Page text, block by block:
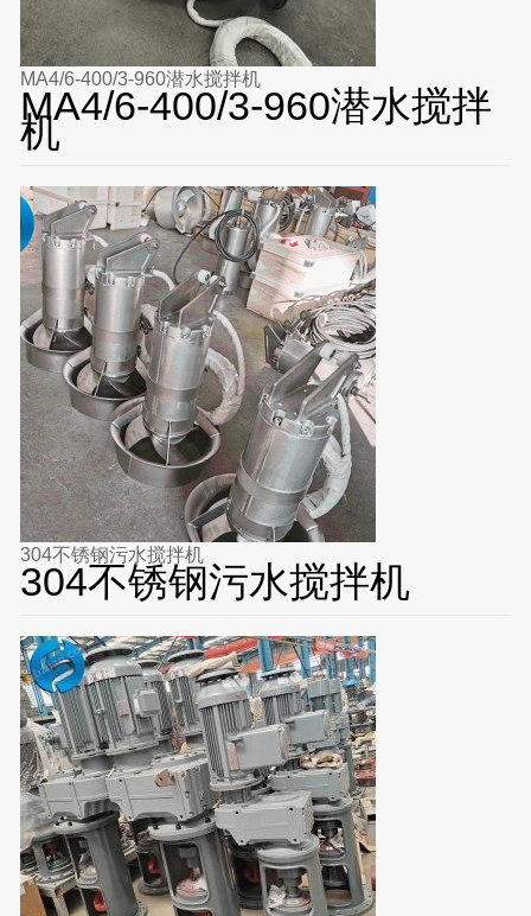
MA4/6-400/3-960潜水搅拌机
MA4/6-400/3-960潜水搅拌
机
304不锈钢污水搅拌机
304不锈钢污水搅拌机